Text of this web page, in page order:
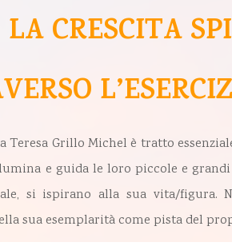
LA CRESCITA
Teresa Grillo Michel è tratto
e guida le loro piccole e
si ispirano alla sua vita/figura.
sua esemplarità come pista del